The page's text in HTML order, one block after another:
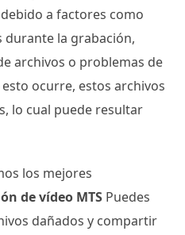
a factores como
la grabación,
archivos o problemas de
ocurre, estos archivos
lo cual puede resultar
los mejores
de vídeo MTS Puedes
dañados y compartir